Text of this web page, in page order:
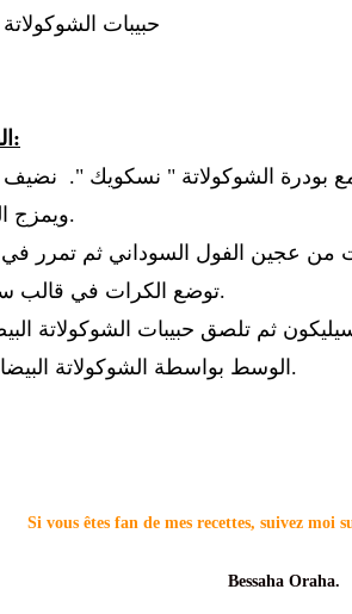
- حبيبات الشوكوﻻتة
* الطريقة:
ويمزج الكل جبدا.
- توضع الكرات في قالب سيليكون.
الوسط بواسطة الشوكوﻻتة البيضاء المذابة.
Si vous êtes fan de mes recettes, suivez moi
Bessaha Oraha.